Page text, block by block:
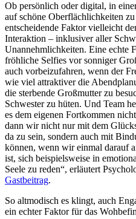
Ob persönlich oder digital, in
auf schöne Oberflächlichkeiten
entscheidende Faktor vielleicht
Interaktion – inklusiver aller
Unannehmlichkeiten. Eine echte
fröhliche Selfies vor sonniger
auch vorbeizufahren, wenn der
wie viel attraktiver die
die sterbende Großmutter zu
Schwester zu hüten. Und Team
es dem eigenen Fortkommen
dann wir nicht nur mit dem
da zu sein, sondern auch mit
können, wenn wir einmal darauf
ist, sich beispielsweise in
Seele zu reden“, erläutert
Gastbeitrag.
So altmodisch es klingt, auch
ein echter Faktor für das